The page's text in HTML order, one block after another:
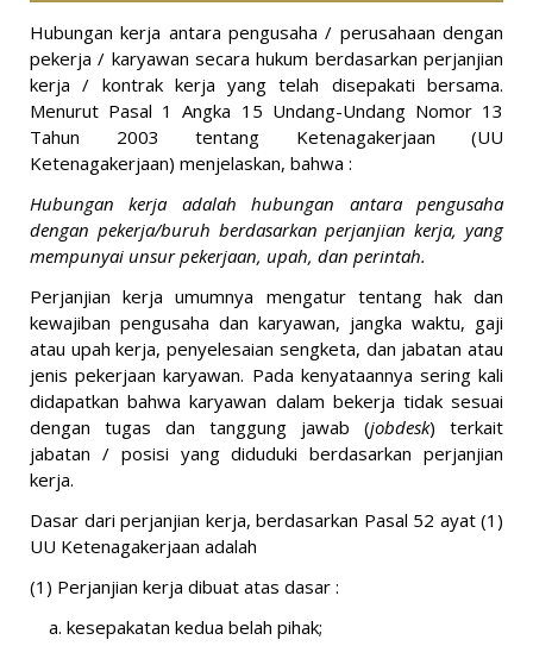
Hubungan kerja antara pengusaha / perusahaan dengan
pekerja / karyawan secara hukum berdasarkan perjanjian
kerja / kontrak kerja yang telah disepakati bersama.
Menurut Pasal 1 Angka 15 Undang-Undang Nomor 13
Tahun 2003 tentang Ketenagakerjaan (UU
Ketenagakerjaan) menjelaskan, bahwa :
Hubungan kerja adalah hubungan antara pengusaha
dengan pekerja/buruh berdasarkan perjanjian kerja, yang
mempunyai unsur pekerjaan, upah, dan perintah.
Perjanjian kerja umumnya mengatur tentang hak dan
kewajiban pengusaha dan karyawan, jangka waktu, gaji
atau upah kerja, penyelesaian sengketa, dan jabatan atau
jenis pekerjaan karyawan. Pada kenyataannya sering kali
didapatkan bahwa karyawan dalam bekerja tidak sesuai
dengan tugas dan tanggung jawab (jobdesk) terkait
jabatan / posisi yang diduduki berdasarkan perjanjian
kerja.
Dasar dari perjanjian kerja, berdasarkan Pasal 52 ayat (1)
UU Ketenagakerjaan adalah
(1) Perjanjian kerja dibuat atas dasar :
a. kesepakatan kedua belah pihak;